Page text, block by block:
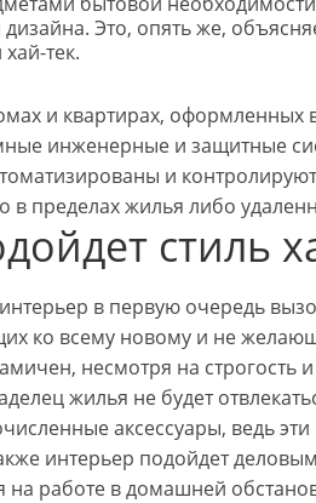
Это, опять же,
тек.
и квартирах, оформленных
инженерные и защитные
и
в пределах жилья либо
стиль
в первую очередь
ко всему новому и не
несмотря на строгость
жилья не будет
аксессуары, ведь
интерьер подойдет
на работе в домашней